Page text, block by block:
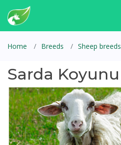
Home Breeds Sheep breeds
Sarda Koyunu